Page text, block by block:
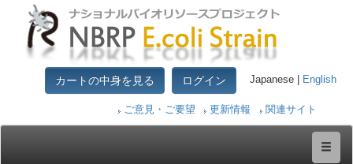
カートの中身を見る ログイン Japanese | English
ご意見・ご要望 更新情報 関連サイト